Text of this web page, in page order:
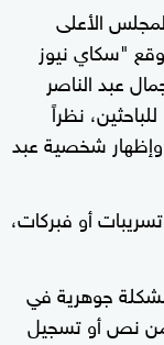
الأعلى
"سكاي نيوز
عبد الناصر
نظراً
وإظهار شخصية عبد
أو فبركات،
جوهرية في
من نص أو تسجيل